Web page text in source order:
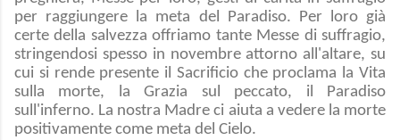
per raggiungere la meta del Paradiso. Per loro già
certe della salvezza offriamo tante Messe di suffragio,
stringendosi spesso in novembre attorno all'altare, su
cui si rende presente il Sacrificio che proclama la Vita
sulla morte, la Grazia sul peccato, il Paradiso
sull'inferno. La nostra Madre ci aiuta a vedere la morte
positivamente come meta del Cielo.